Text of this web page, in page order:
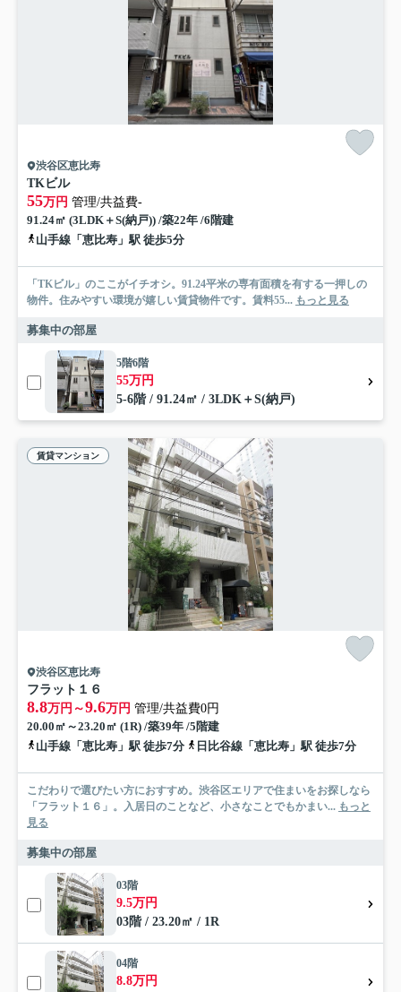
渋谷区恵比寿
TKビル
55万円 管理/共益費-
91.24㎡ (3LDK＋S(納戸)) /築22年 /6階建
山手線「恵比寿」駅 徒歩5分
「TKビル」のここがイチオシ。91.24平米の専有面積を有する一押しの
物件。住みやすい環境が嬉しい賃貸物件です。賃料55... もっと見る
募集中の部屋
5階6階
55万円
5-6階 / 91.24㎡ / 3LDK＋S(納戸)
賃貸マンション
渋谷区恵比寿
フラット１６
8.8万円～9.6万円 管理/共益費0円
20.00㎡～23.20㎡ (1R) /築39年 /5階建
山手線「恵比寿」駅 徒歩7分
日比谷線「恵比寿」駅 徒歩7分
こだわりで選びたい方におすすめ。渋谷区エリアで住まいをお探しなら
「フラット１６」。入居日のことなど、小さなことでもかまい... もっと
見る
募集中の部屋
03階
9.5万円
03階 / 23.20㎡ / 1R
04階
8.8万円